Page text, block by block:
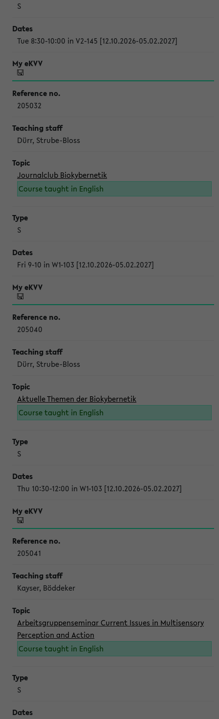
S
Tue 8:30-10:00 in V2-145 [12.10.2026-05.02.2027]
205032
Dürr, Strube-Bloss
Journalclub Biokybernetik
Course taught in English
S
Fri 9-10 in W1-103 [12.10.2026-05.02.2027]
205040
Dürr, Strube-Bloss
Aktuelle Themen der Biokybernetik
Course taught in English
S
Thu 10:30-12:00 in W1-103 [12.10.2026-05.02.2027]
205041
Kayser, Böddeker
Arbeitsgruppenseminar Current Issues in Multisensory
Perception and Action
Course taught in English
S